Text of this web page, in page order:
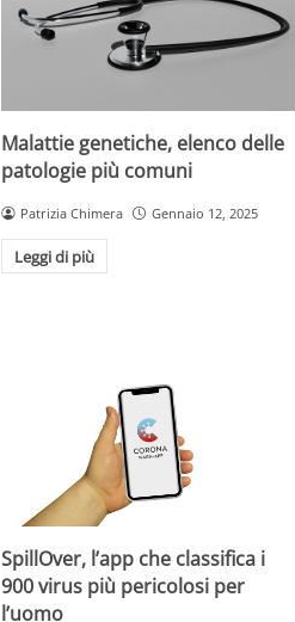
Malattie genetiche, elenco delle
patologie più comuni
Patrizia Chimera Gennaio 12, 2025
Leggi di più
SpillOver, l’app che classifica i
900 virus più pericolosi per
l’uomo